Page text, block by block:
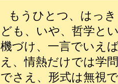
もうひとつ、はっ
ども、いや、哲学と
機づけ、一言でいえ
え、情熱だけでは学
でさえ、形式は無視